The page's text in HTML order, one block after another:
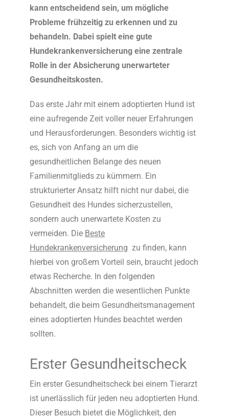
kann entscheidend sein, um mögliche
Probleme frühzeitig zu erkennen und zu
behandeln. Dabei spielt eine gute
Hundekrankenversicherung eine zentrale
Rolle in der Absicherung unerwarteter
Gesundheitskosten.
Das erste Jahr mit einem adoptierten Hund ist
eine aufregende Zeit voller neuer Erfahrungen
und Herausforderungen. Besonders wichtig ist
es, sich von Anfang an um die
gesundheitlichen Belange des neuen
Familienmitglieds zu kümmern. Ein
strukturierter Ansatz hilft nicht nur dabei, die
Gesundheit des Hundes sicherzustellen,
sondern auch unerwartete Kosten zu
vermeiden. Die Beste
Hundekrankenversicherung zu finden, kann
hierbei von großem Vorteil sein, braucht jedoch
etwas Recherche. In den folgenden
Abschnitten werden die wesentlichen Punkte
behandelt, die beim Gesundheitsmanagement
eines adoptierten Hundes beachtet werden
sollten.
Erster Gesundheitscheck
Ein erster Gesundheitscheck bei einem Tierarzt
ist unerlässlich für jeden neu adoptierten Hund.
Dieser Besuch bietet die Möglichkeit, den